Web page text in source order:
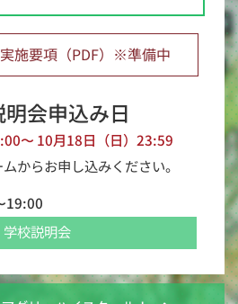
施要項（PDF）※準備中
会申込み日
〜 10月18日（日）23:59
からお申し込みください。
19:00
学校説明会